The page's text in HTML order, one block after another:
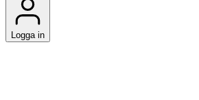
Logga in